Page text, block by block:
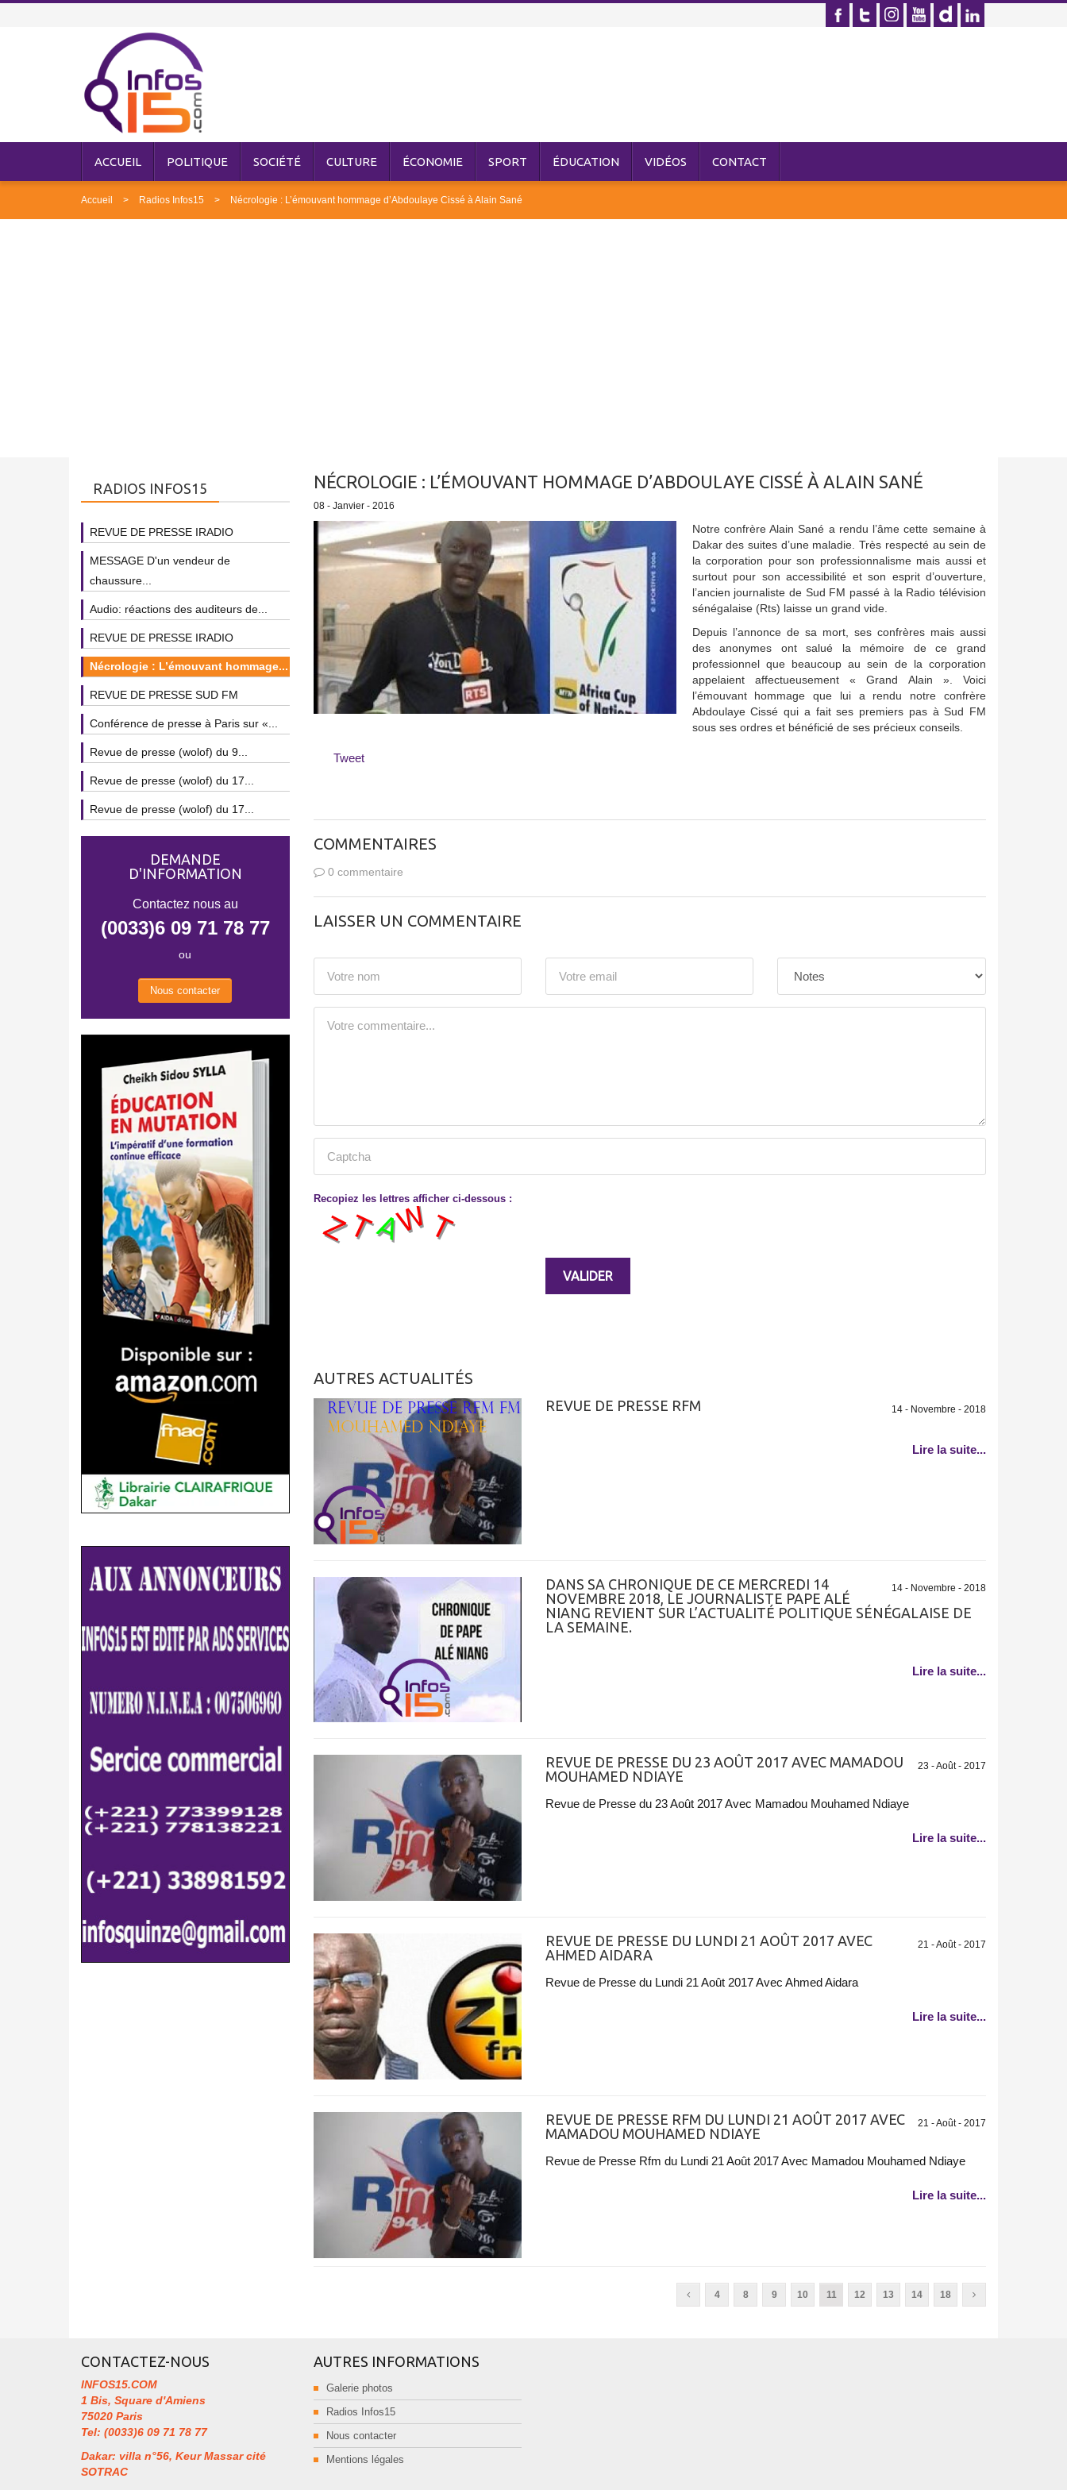
ACCUEIL POLITIQUE SOCIÉTÉ CULTURE ÉCONOMIE SPORT ÉDUCATION VIDÉOS CONTACT
Accueil Radios Infos15 Nécrologie : L’émouvant hommage d’Abdoulaye Cissé à Alain Sané
NÉCROLOGIE : L’ÉMOUVANT HOMMAGE D’ABDOULAYE CISSÉ À ALAIN SANÉ
08 - Janvier - 2016
Notre confrère Alain Sané a rendu l’âme cette semaine à
Dakar des suites d’une maladie. Très respecté au sein de
la corporation pour son professionnalisme mais aussi et
surtout pour son accessibilité et son esprit d’ouverture,
l’ancien journaliste de Sud FM passé à la Radio télévision
sénégalaise (Rts) laisse un grand vide.
Depuis l’annonce de sa mort, ses confrères mais aussi
des anonymes ont salué la mémoire de ce grand
professionnel que beaucoup au sein de la corporation
appelaient affectueusement « Grand Alain ». Voici
l’émouvant hommage que lui a rendu notre confrère
Abdoulaye Cissé qui a fait ses premiers pas à Sud FM
sous ses ordres et bénéficié de ses précieux conseils.
Tweet
COMMENTAIRES
0 commentaire
LAISSER UN COMMENTAIRE
Recopiez les lettres afficher ci-dessous :
AUTRES ACTUALITÉS
14 - Novembre - 2018
REVUE DE PRESSE RFM
Lire la suite...
14 - Novembre - 2018
DANS SA CHRONIQUE DE CE MERCREDI 14
NOVEMBRE 2018, LE JOURNALISTE PAPE ALÉ
NIANG REVIENT SUR L’ACTUALITÉ POLITIQUE SÉNÉGALAISE DE
LA SEMAINE.
Lire la suite...
23 - Août - 2017
REVUE DE PRESSE DU 23 AOÛT 2017 AVEC MAMADOU
MOUHAMED NDIAYE
Revue de Presse du 23 Août 2017 Avec Mamadou Mouhamed Ndiaye
Lire la suite...
21 - Août - 2017
REVUE DE PRESSE DU LUNDI 21 AOÛT 2017 AVEC
AHMED AIDARA
Revue de Presse du Lundi 21 Août 2017 Avec Ahmed Aidara
Lire la suite...
21 - Août - 2017
REVUE DE PRESSE RFM DU LUNDI 21 AOÛT 2017 AVEC
MAMADOU MOUHAMED NDIAYE
Revue de Presse Rfm du Lundi 21 Août 2017 Avec Mamadou Mouhamed Ndiaye
Lire la suite...
4 8 9 10 11 12 13 14 18
RADIOS INFOS15
REVUE DE PRESSE IRADIO
MESSAGE D'un vendeur de
chaussure...
Audio: réactions des auditeurs de...
REVUE DE PRESSE IRADIO
Nécrologie : L’émouvant hommage...
REVUE DE PRESSE SUD FM
Conférence de presse à Paris sur «...
Revue de presse (wolof) du 9...
Revue de presse (wolof) du 17...
Revue de presse (wolof) du 17...
DEMANDE
D'INFORMATION
Contactez nous au
(0033)6 09 71 78 77
ou
Nous contacter
CONTACTEZ-NOUS
INFOS15.COM
1 Bis, Square d'Amiens
75020 Paris
Tel: (0033)6 09 71 78 77
Dakar: villa n°56, Keur Massar cité
SOTRAC
AUTRES INFORMATIONS
Galerie photos
Radios Infos15
Nous contacter
Mentions légales